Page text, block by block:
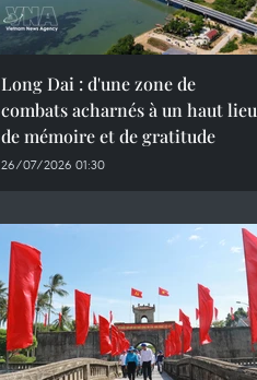
Long Dai : d'une zone de
combats acharnés à un haut lieu
de mémoire et de gratitude
26/07/2026 01:30